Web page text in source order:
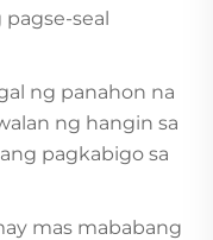
seal
ng panahon na
ng hangin sa
pagkabigo sa
mas mababang